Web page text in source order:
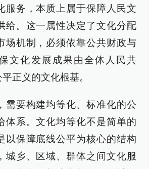
服务，本质上属于保障人民文
给。这一属性决定了文化分配
场机制，必须依靠公共财政与
文化发展成果由全体人民共
正义的文化根基。
需要构建均等化、标准化的公
体系。文化均等化不是简单的
以保障底线公平为核心的结构
城乡、区域、群体之间文化服